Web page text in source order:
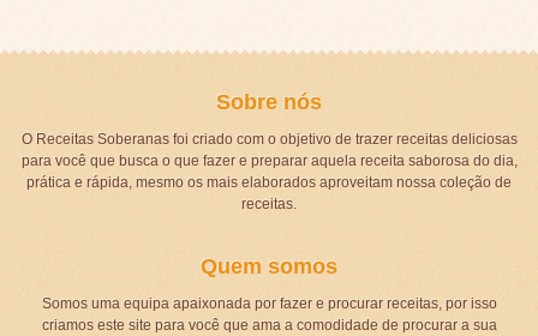
Sobre nós
O Receitas Soberanas foi criado com o objetivo de trazer receitas deliciosas
para você que busca o que fazer e preparar aquela receita saborosa do dia,
prática e rápida, mesmo os mais elaborados aproveitam nossa coleção de
receitas.
Quem somos
Somos uma equipa apaixonada por fazer e procurar receitas, por isso
criamos este site para você que ama a comodidade de procurar a sua